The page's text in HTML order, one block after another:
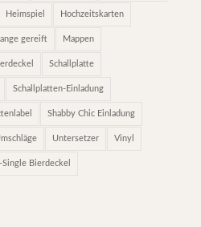
Heimspiel Hochzeitskarten
lange gereift Mappen
Schallplatte
Schallplatten-Einladung
Shabby Chic Einladung
Untersetzer Vinyl
Bierdeckel